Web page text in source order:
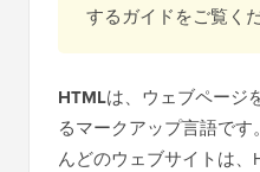
するガイドをご覧くだ
HTMLは、ウェブページ
るマークアップ言語で
んどのウェブサイトは